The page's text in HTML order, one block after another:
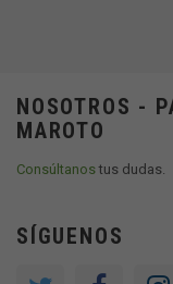
NOSOTROS -
MAROTO
Consúltanostus dudas.
SÍGUENOS